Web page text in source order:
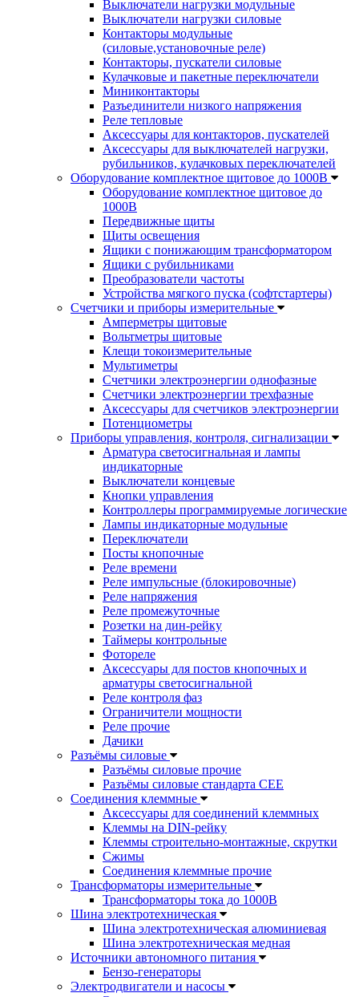
Выключатели нагрузки модульные
Выключатели нагрузки силовые
Контакторы модульные
(силовые,установочные реле)
Контакторы, пускатели силовые
Кулачковые и пакетные переключатели
Миниконтакторы
Разъединители низкого напряжения
Реле тепловые
Аксессуары для контакторов, пускателей
Аксессуары для выключателей нагрузки,
рубильников, кулачковых переключателей
Оборудование комплектное щитовое до 1000В
Оборудование комплектное щитовое до
1000В
Передвижные щиты
Щиты освещения
Ящики с понижающим трансформатором
Ящики с рубильниками
Преобразователи частоты
Устройства мягкого пуска (софтстартеры)
Счетчики и приборы измерительные
Амперметры щитовые
Вольтметры щитовые
Клещи токоизмерительные
Мультиметры
Счетчики электроэнергии однофазные
Счетчики электроэнергии трехфазные
Аксессуары для счетчиков электроэнергии
Потенциометры
Приборы управления, контроля, сигнализации
Арматура светосигнальная и лампы
индикаторные
Выключатели концевые
Кнопки управления
Контроллеры программируемые логические
Лампы индикаторные модульные
Переключатели
Посты кнопочные
Реле времени
Реле импульсные (блокировочные)
Реле напряжения
Реле промежуточные
Розетки на дин-рейку
Таймеры контрольные
Фотореле
Аксессуары для постов кнопочных и
арматуры светосигнальной
Реле контроля фаз
Ограничители мощности
Реле прочие
Дачики
Разъёмы силовые
Разъёмы силовые прочие
Разъёмы силовые стандарта CEE
Соединения клеммные
Аксессуары для соединений клеммных
Клеммы на DIN-рейку
Клеммы строительно-монтажные, скрутки
Сжимы
Соединения клеммные прочие
Трансформаторы измерительные
Трансформаторы тока до 1000В
Шина электротехническая
Шина электротехническая алюминиевая
Шина электротехническая медная
Источники автономного питания
Бензо-генераторы
Электродвигатели и насосы